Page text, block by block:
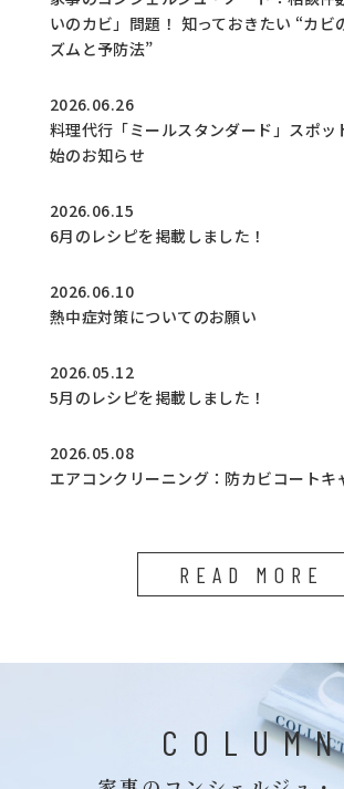
いのカビ」問題！ 知っておきたい “カビ
ズムと予防法”
2026.06.26
料理代行「ミールスタンダード」スポッ
始のお知らせ
2026.06.15
6月のレシピを掲載しました！
2026.06.10
熱中症対策についてのお願い
2026.05.12
5月のレシピを掲載しました！
2026.05.08
エアコンクリーニング：防カビコートキ
READ MORE